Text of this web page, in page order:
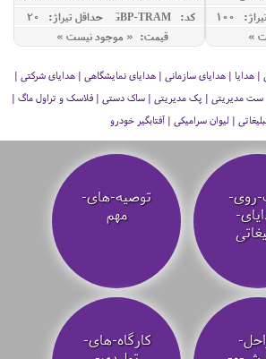
100
»
مدل TRAM
کد: GBP-TRAM
حداقل تيراژ: 20
قیمت: « موجود نیست »
| هدایا | هدایای سازمانی | هدایای نمایشگاهی | هدایای شرکتی |
ست مدیریتی | پک مدیریتی | ساک دستی | فلاسک و تراول ماگ |
| لیوان سرامیکی | آفتابگیر خودرو
روی-
توصیه‌-های-
مهم
کارگاه-های-